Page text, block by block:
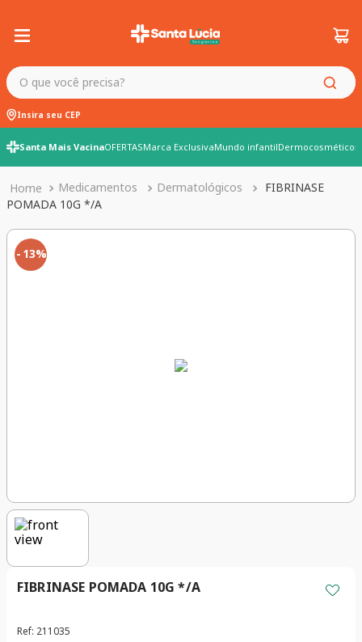
O que você precisa?
Insira seu CEP
Santa Mais VacinaOFERTASMarca ExclusivaMundo infantilDermocosméticos
Medicamentos Dermatológicos
FIBRINASE
POMADA 10G */A
13%
FIBRINASE POMADA 10G */A
Ref: 211035